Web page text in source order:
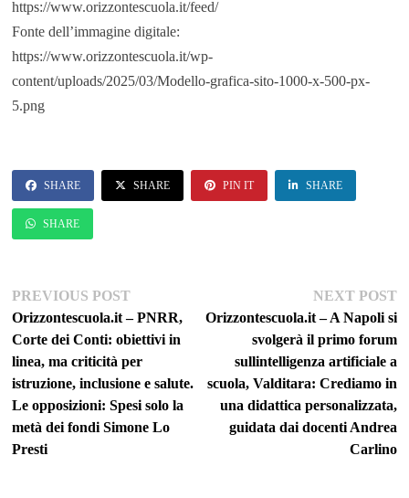
https://www.orizzontescuola.it/feed/
Fonte dell’immagine digitale:
https://www.orizzontescuola.it/wp-
content/uploads/2025/03/Modello-grafica-sito-1000-x-500-px-
5.png
SHARE SHARE PIN IT SHARE
SHARE
Navigazione
articoli
PREVIOUS POSTPrevious
post:
Orizzontescuola.it – PNRR,
Corte dei Conti: obiettivi in
linea, ma criticità per
istruzione, inclusione e salute.
Le opposizioni: Spesi solo la
metà dei fondi Simone Lo
Presti
NEXT POST
Orizzontescuola.it – A Napoli si
svolgerà il primo forum
sullintelligenza artificiale a
scuola, Valditara: Crediamo in
una didattica personalizzata,
guidata dai docenti Andrea
Carlino